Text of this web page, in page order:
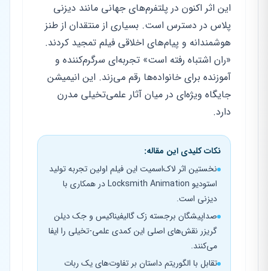
این اثر اکنون در پلتفرم‌های جهانی مانند دیزنی
پلاس در دسترس است. بسیاری از منتقدان از طنز
هوشمندانه و پیام‌های اخلاقی فیلم تمجید کردند.
«ران اشتباه رفته است» تجربه‌ای سرگرم‌کننده و
آموزنده برای خانواده‌ها رقم می‌زند. این انیمیشن
جایگاه ویژه‌ای در میان آثار علمی‌تخیلی مدرن
دارد.
نکات کلیدی این مقاله:
نخستین اثر لاک‌اسمیت این فیلم اولین تجربه تولید
استودیو Locksmith Animation در همکاری با
دیزنی است.
صداپیشگان برجسته زک گالیفیناکیس و جک دیلن
گریزر نقش‌های اصلی این کمدی علمی-تخیلی را ایفا
می‌کنند.
تقابل با الگوریتم داستان بر تفاوت‌های یک ربات